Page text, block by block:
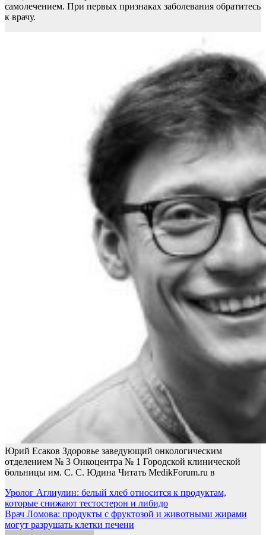
самолечением. При первых признаках заболевания обратитесь
к врачу.
Юрий Есаков Здоровье заведующий онкологическим
отделением № 3 Онкоцентра № 1 Городской клинической
больницы им. С. С. Юдина Читать MedikForum.ru в
Навигация
по
записям
Уролог Аглиулин: белый хлеб относится к продуктам,
которые снижают тестостерон и либидо
Врач Ломова: продукты с фруктозой и животными жирами
могут разрушать клетки печени